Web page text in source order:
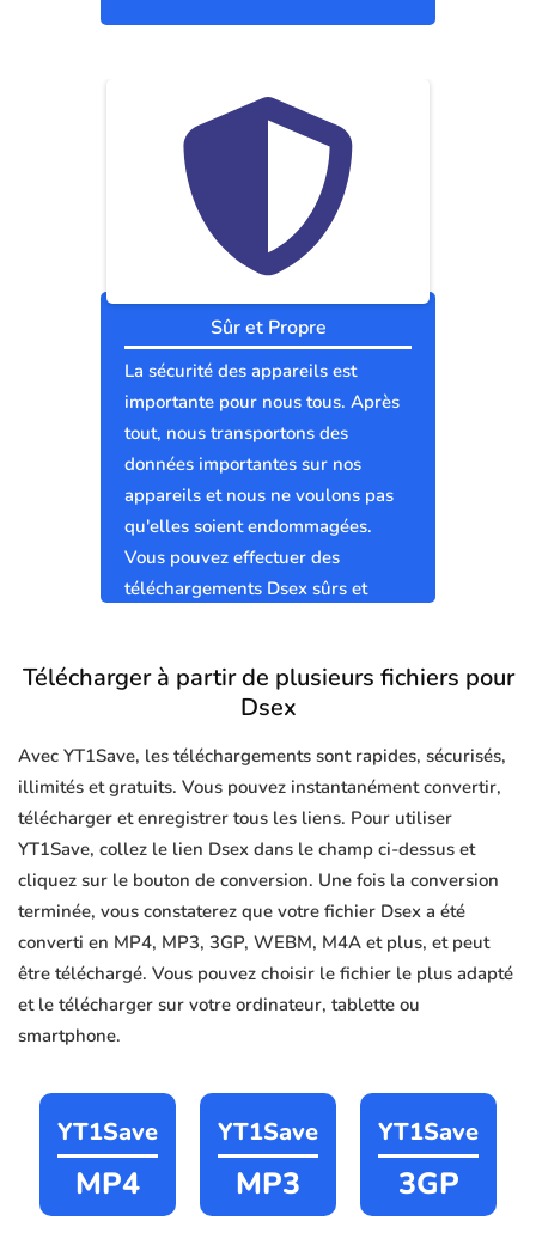
Sûr et Propre
La sécurité des appareils est
importante pour nous tous. Après
tout, nous transportons des
données importantes sur nos
appareils et nous ne voulons pas
qu'elles soient endommagées.
Vous pouvez effectuer des
téléchargements Dsex sûrs et
Télécharger à partir de plusieurs fichiers pour
Dsex
Avec YT1Save, les téléchargements sont rapides, sécurisés,
illimités et gratuits. Vous pouvez instantanément convertir,
télécharger et enregistrer tous les liens. Pour utiliser
YT1Save, collez le lien Dsex dans le champ ci-dessus et
cliquez sur le bouton de conversion. Une fois la conversion
terminée, vous constaterez que votre fichier Dsex a été
converti en MP4, MP3, 3GP, WEBM, M4A et plus, et peut
être téléchargé. Vous pouvez choisir le fichier le plus adapté
et le télécharger sur votre ordinateur, tablette ou
smartphone.
YT1Save
MP4
YT1Save
MP3
YT1Save
3GP